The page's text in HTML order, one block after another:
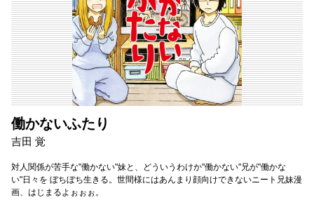
働かないふたり
吉田 覚
対人関係が苦手な"働かない"妹と、どういうわけか"働かない"兄が"働かな
い"日々を ぼちぼち生きる。世間様にはあんまり顔向けできないニート兄妹漫
画、はじまるよぉぉぉ。